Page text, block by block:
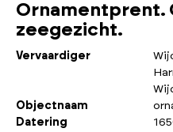
Ornamentprent.
zeegezicht.
Vervaardiger
Objectnaam
Datering